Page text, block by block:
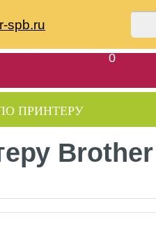
spb.ru
0
Моя корзина
ПРИНТЕРУ
Brother